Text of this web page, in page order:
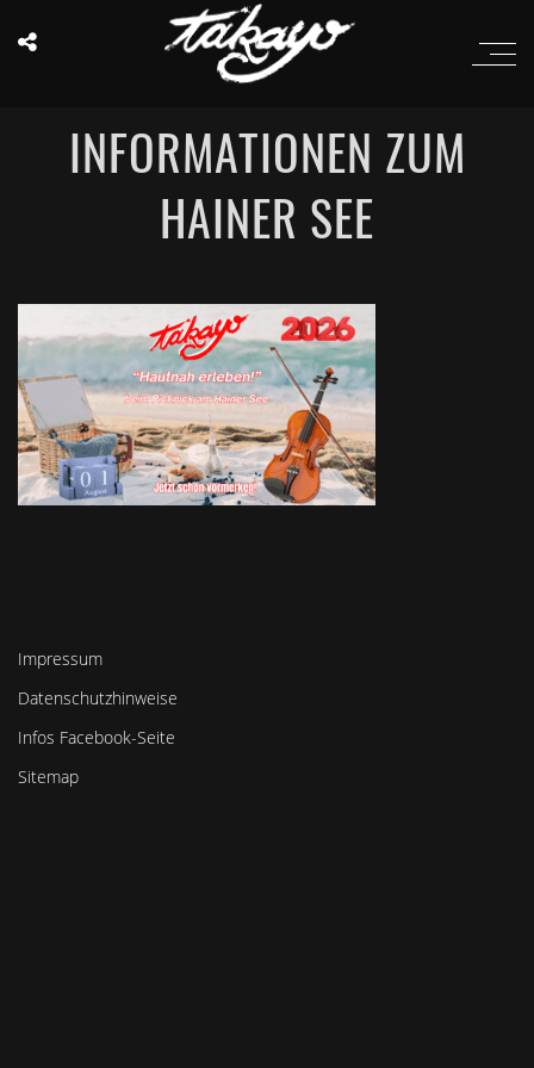
INFORMATIONEN ZUM
HAINER SEE
Impressum
Datenschutzhinweise
Infos Facebook-Seite
Sitemap